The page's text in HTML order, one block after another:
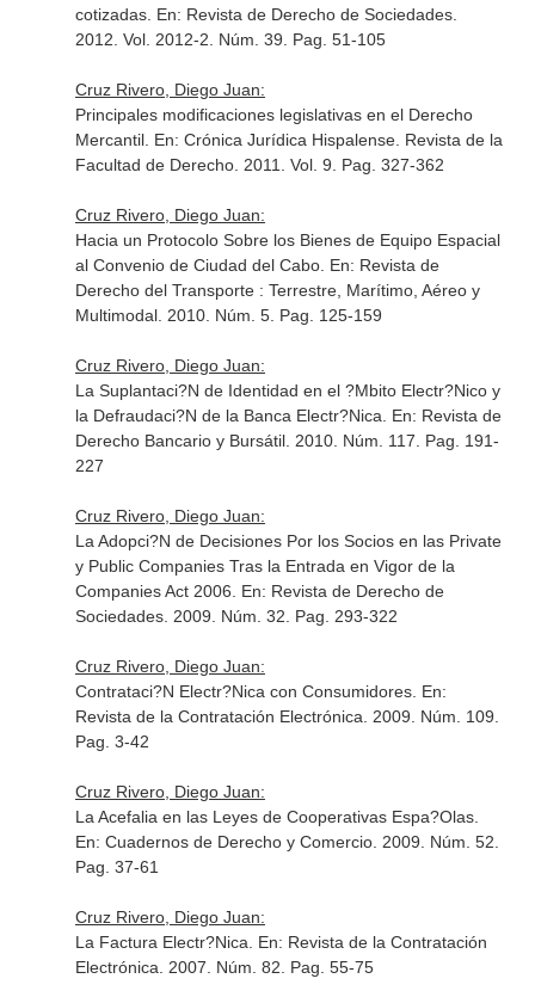
cotizadas. En: Revista de Derecho de Sociedades.
2012. Vol. 2012-2. Núm. 39. Pag. 51-105
Cruz Rivero, Diego Juan:
Principales modificaciones legislativas en el Derecho
Mercantil. En: Crónica Jurídica Hispalense. Revista de la
Facultad de Derecho. 2011. Vol. 9. Pag. 327-362
Cruz Rivero, Diego Juan:
Hacia un Protocolo Sobre los Bienes de Equipo Espacial
al Convenio de Ciudad del Cabo. En: Revista de
Derecho del Transporte : Terrestre, Marítimo, Aéreo y
Multimodal. 2010. Núm. 5. Pag. 125-159
Cruz Rivero, Diego Juan:
La Suplantaci?N de Identidad en el ?Mbito Electr?Nico y
la Defraudaci?N de la Banca Electr?Nica. En: Revista de
Derecho Bancario y Bursátil. 2010. Núm. 117. Pag. 191-
227
Cruz Rivero, Diego Juan:
La Adopci?N de Decisiones Por los Socios en las Private
y Public Companies Tras la Entrada en Vigor de la
Companies Act 2006. En: Revista de Derecho de
Sociedades. 2009. Núm. 32. Pag. 293-322
Cruz Rivero, Diego Juan:
Contrataci?N Electr?Nica con Consumidores. En:
Revista de la Contratación Electrónica . 2009. Núm. 109.
Pag. 3-42
Cruz Rivero, Diego Juan:
La Acefalia en las Leyes de Cooperativas Espa?Olas.
En: Cuadernos de Derecho y Comercio. 2009. Núm. 52.
Pag. 37-61
Cruz Rivero, Diego Juan:
La Factura Electr?Nica. En: Revista de la Contratación
Electrónica . 2007. Núm. 82. Pag. 55-75